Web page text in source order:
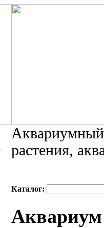
растения,
Каталог:
Аквариум